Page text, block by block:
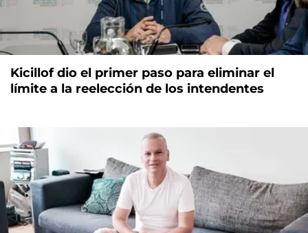
Kicillof dio el primer paso para eliminar el
límite a la reelección de los intendentes